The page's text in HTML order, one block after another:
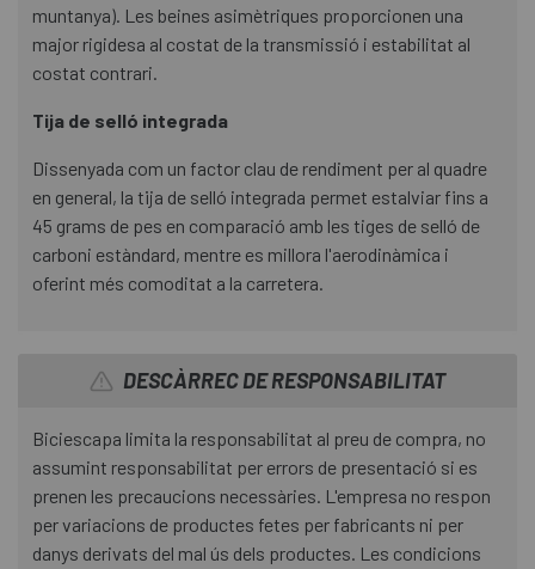
muntanya). Les beines asimètriques proporcionen una
major rigidesa al costat de la transmissió i estabilitat al
costat contrari.
Tija de selló integrada
Dissenyada com un factor clau de rendiment per al quadre
en general, la tija de selló integrada permet estalviar fins a
45 grams de pes en comparació amb les tiges de selló de
carboni estàndard, mentre es millora l'aerodinàmica i
oferint més comoditat a la carretera.
DESCÀRREC DE RESPONSABILITAT
Biciescapa limita la responsabilitat al preu de compra, no
assumint responsabilitat per errors de presentació si es
prenen les precaucions necessàries. L'empresa no respon
per variacions de productes fetes per fabricants ni per
danys derivats del mal ús dels productes. Les condicions